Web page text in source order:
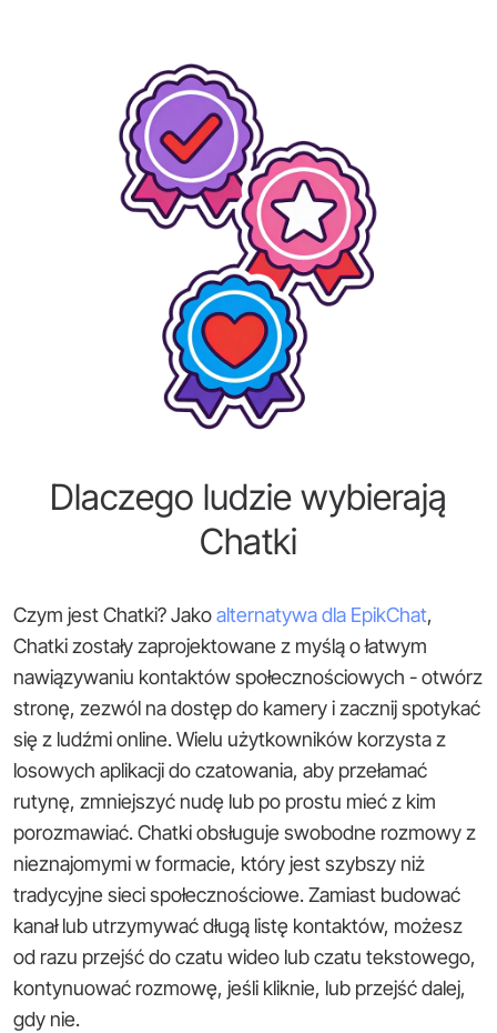
Dlaczego ludzie wybierają
Chatki
Czym jest Chatki? Jakoalternatywa dla EpikChat,
Chatki zostały zaprojektowane z myślą o łatwym
nawiązywaniu kontaktów społecznościowych - otwórz
stronę, zezwól na dostęp do kamery i zacznij spotykać
się z ludźmi online. Wielu użytkowników korzysta z
losowych aplikacji do czatowania, aby przełamać
rutynę, zmniejszyć nudę lub po prostu mieć z kim
porozmawiać. Chatki obsługuje swobodne rozmowy z
nieznajomymi w formacie, który jest szybszy niż
tradycyjne sieci społecznościowe. Zamiast budować
kanał lub utrzymywać długą listę kontaktów, możesz
od razu przejść do czatu wideo lub czatu tekstowego,
kontynuować rozmowę, jeśli kliknie, lub przejść dalej,
gdy nie.